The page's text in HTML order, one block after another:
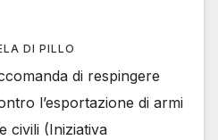
DI PILLO
di respingere
l’esportazione di armi
civili (Iniziativa